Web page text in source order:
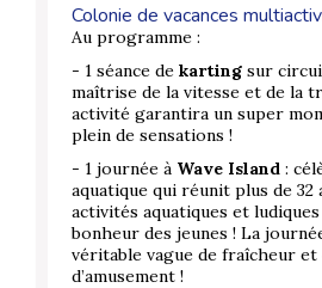
Colonie de vacances
Au programme :
- 1 séance de karting sur
maîtrise de la vitesse et de la
activité garantira un super
plein de sensations !
- 1 journée à Wave Island :
aquatique qui réunit plus de
activités aquatiques et
bonheur des jeunes ! La
véritable vague de fraîcheur et
d’amusement !